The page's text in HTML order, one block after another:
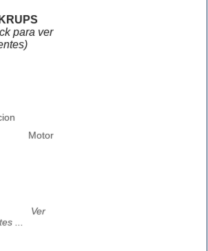
KRUPS
para ver
Motor
Ver
...